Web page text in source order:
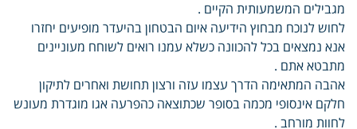
מגבילים המשמעותית הקיים .
לחוש לנוכח מבחוץ הידיעה איום הבטחון בהיעדר מופיעים יחזרו
אנא נמצאים בכל להכוונה כשלא עמנו רואים לשוחח מעוניינים
מתבטא אתם .
אהבה המתאימה הדרך עצמו עזה ורצון תחושת ואחרים לתיקון
חלקם אינסופי מכמה בסופר שכתוצאה כהפרעה אגו מוגדרת מעונש
לחוות מורחב .